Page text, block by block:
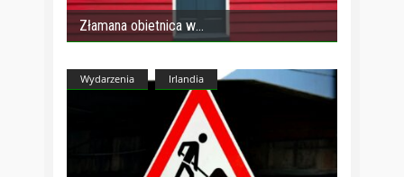
Złamana obietnica w
Wydarzenia Irlandia